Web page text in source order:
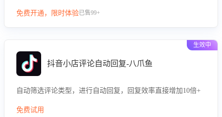
免费开通，限时体验已售99+
生效中
抖音小店评论自动回复-八爪鱼
自动筛选评论类型，进行自动回复，回复效率直接增加10倍+
免费试用